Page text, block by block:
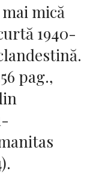
mică
1940-
pag.,